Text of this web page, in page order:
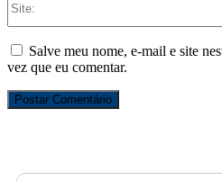
Salve meu nome, e-mail e site
vez que eu comentar.